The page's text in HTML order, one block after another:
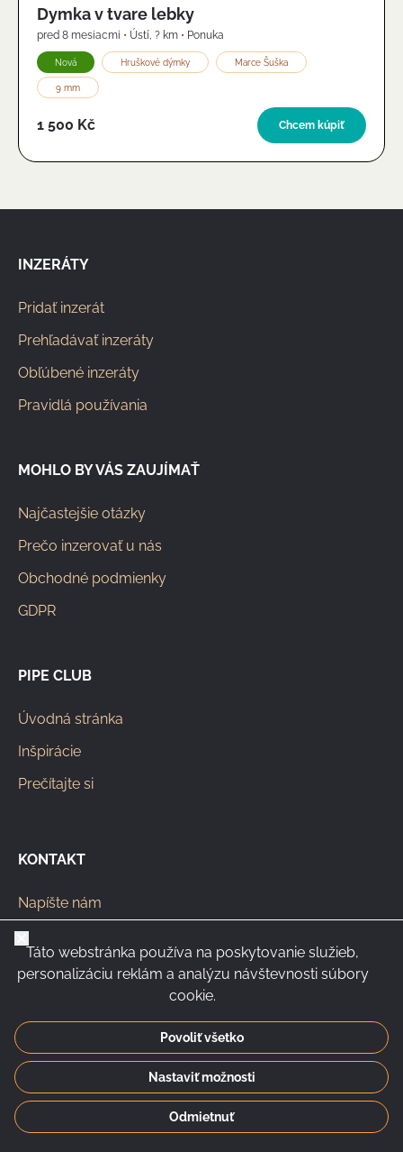
Dymka v tvare lebky
pred 8 mesiacmi • Ústí, ? km • Ponuka
Nová Hruškové dýmky Marce Šuška
9 mm
1 500 Kč Chcem kúpiť
INZERÁTY
Pridať inzerát
Prehľadávať inzeráty
Obľúbené inzeráty
Pravidlá používania
MOHLO BY VÁS ZAUJÍMAŤ
Najčastejšie otázky
Prečo inzerovať u nás
Obchodné podmienky
GDPR
PIPE CLUB
Úvodná stránka
Inšpirácie
Prečítajte si
KONTAKT
Napíšte nám
info@pipeclub.eu
+420 603 449 602
CS SK EN PL DE
© 2026 Pipeclub.eu
Táto webstránka používa na poskytovanie služieb,
personalizáciu reklám a analýzu návštevnosti súbory
cookie.
Povoliť všetko
Nastaviť možnosti
Odmietnuť